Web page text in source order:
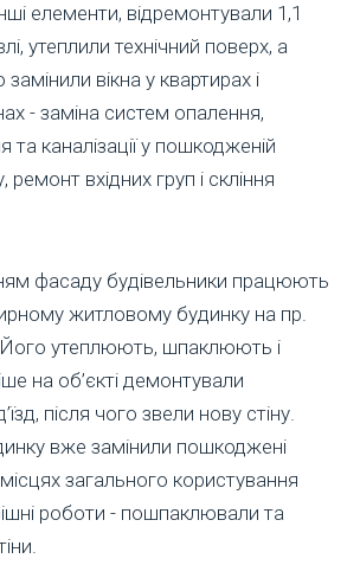
елементи, відремонтували 1,1
утеплили технічний поверх, а
вікна у квартирах і
- заміна систем опалення,
та каналізації у пошкодженій
ремонт вхідних груп і скління
фасаду будівельники працюють
житловому будинку на пр.
утеплюють, шпаклюють і
на об’єкті демонтували
після чого звели нову стіну.
вже замінили пошкоджені
загального користування
роботи - пошпаклювали та